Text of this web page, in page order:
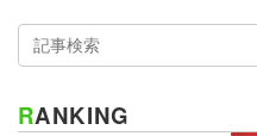
の
ー
ジ
ジ
RANKING